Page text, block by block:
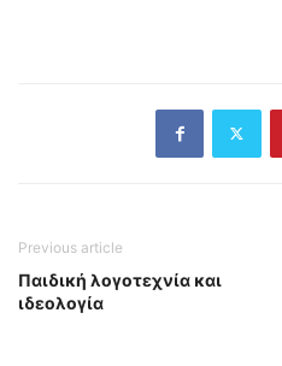
Previous article
Παιδική λογοτεχνία και
ιδεολογία